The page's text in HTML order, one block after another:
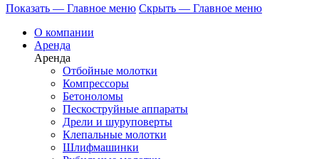
Показать — Главное меню Скрыть — Главное меню
О компании
Аренда
Аренда
Отбойные молотки
Компрессоры
Бетоноломы
Пескоструйные аппараты
Дрели и шуруповерты
Клепальные молотки
Шлифмашинки